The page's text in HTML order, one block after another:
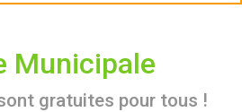
Municipale
gratuites pour tous !